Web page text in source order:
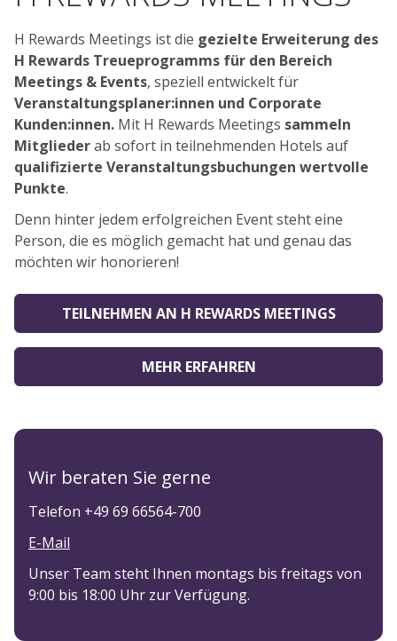
H Rewards Meetings ist die gezielte Erweiterung des
H Rewards Treueprogramms für den Bereich
Meetings & Events, speziell entwickelt für
Veranstaltungsplaner:innen und Corporate
Kunden:innen. Mit H Rewards Meetings sammeln
Mitgliederab sofort in teilnehmenden Hotels auf
qualifizierte Veranstaltungsbuchungen wertvolle
Punkte.
Denn hinter jedem erfolgreichen Event steht eine
Person, die es möglich gemacht hat und genau das
möchten wir honorieren!
TEILNEHMEN AN H REWARDS MEETINGS
MEHR ERFAHREN
Wir beraten Sie gerne
Telefon +49 69 66564-700
E-Mail
Unser Team steht Ihnen montags bis freitags von
9:00 bis 18:00 Uhr zur Verfügung.